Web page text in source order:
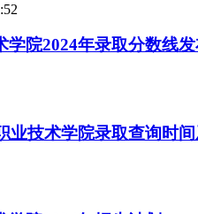
学院2024年录取分数线
业技术学院录取查询时间